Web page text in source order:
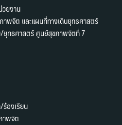
วยงาน
พจิต และแผนที่ทางเดินยุทธศาสตร์
ทธศาสตร์ ศูนย์สุขภาพจิตที่ 7
องเรียน
าพจิต